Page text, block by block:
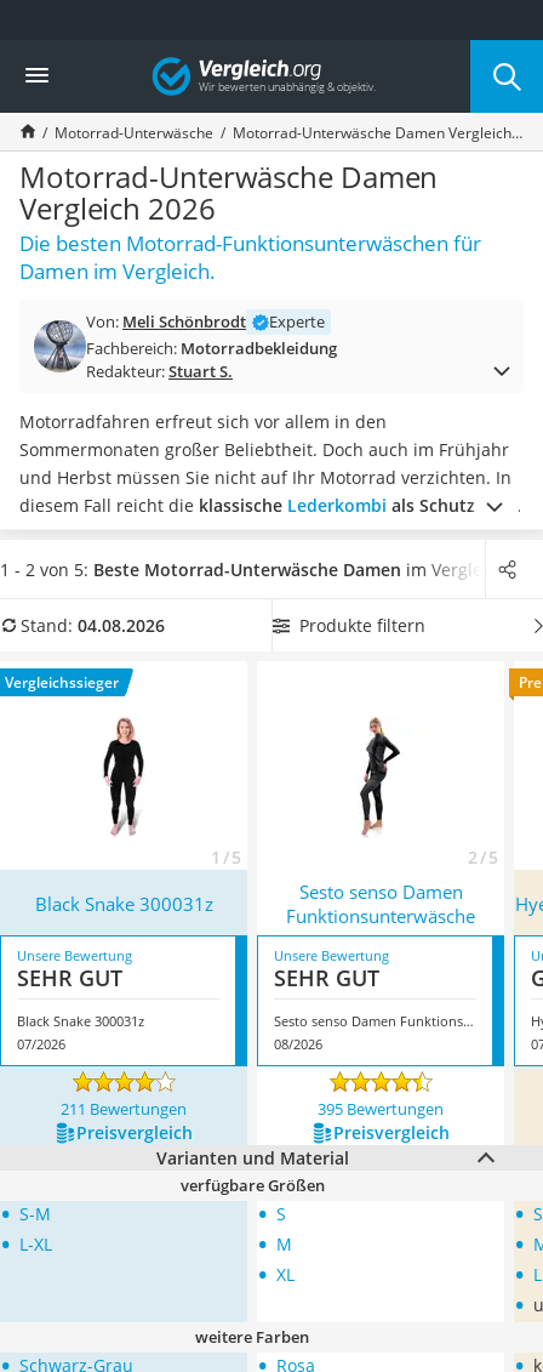
Die beliebtesten Vergleiche nach Kategorie
Auto & Motor
Fahrradträger-Anhängerkupplung (4 Fahrräder)
Fahrradträger
Fahrradträger (Anhängerkupplung)
Fahrradträger 3 Fahrräder
Benzinkanister (20 l)
Dashcam
Fahrradträger E-Bike
Marderschreck
Wagenheber 3t
AGM-Batterie Wohnmobil
Thule-Fahrradträger
FM-Transmitter
Sommerreifen 205/55 R16
Autobatterie-Ladegerät
Starthilfe mit Kompressor
Felgenbaum
Wagenheber
Service
Vergleich
Motorrad-Unterwäsche Motorrad-Unterwäsche Damen Vergleich 2026
Motorrad-Unterwäsche Damen
Vergleich 2026
Die besten Motorrad-Funktionsunterwäschen für
Damen im Vergleich.
Von: Meli Schönbrodt
Experte
Fachbereich: Motorradbekleidung
Redakteur:Stuart S.
Motorradfahren erfreut sich vor allem in den
Sommermonaten großer Beliebtheit. Doch auch im Frühjahr
und Herbst müssen Sie nicht auf Ihr Motorrad verzichten. In
diesem Fall reicht die klassische Lederkombi als Schutz vor
Wind und Kältejedoch nicht aus. Wählen Sie jetzt eines der
Motorrad-Unterwäsche-Sets für Damenaus unserem
auch bei wärmeren Temperaturen weniger Schweiß auf der
direkt starten. Überzeugt hat uns hier im August 2026
besonders das Modell
Eigenschaften.
1 - 2 von 5: Beste Motorrad-Unterwäsche Damen im Vergleich
Stand: 04.08.2026 Produkte filtern
Vergleichssieger
1 / 5 2 / 5
Black Snake 300031z
Sesto senso Damen
Funktionsunterwäsche
Unsere Bewertung
SEHR GUT
Black Snake 300031z
07/2026
Unsere Bewertung
SEHR GUT
Sesto senso Damen Funktionsunterwäsche
08/2026
211 Bewertungen 395 Bewertungen
Preis­vergleich
Preis­vergleich
Varianten und Material
verfügbare Größen
• S-M
• L-XL
• S
• M
• XL
• S
•
• L
•
weitere Farben
Schwarz-Grau Rosa